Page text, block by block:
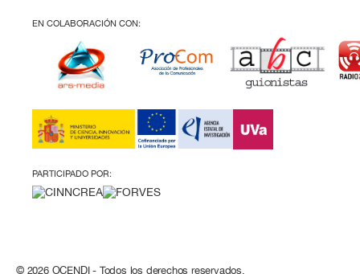
EN COLABORACIÓN CON:
PARTICIPADO POR:
© 2026 OCENDI - Todos los derechos reservados.